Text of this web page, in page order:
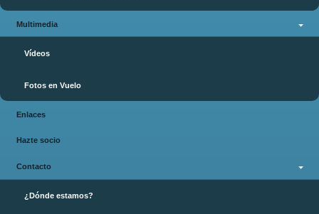
Multimedia
Vídeos
Fotos en Vuelo
Enlaces
Hazte socio
Contacto
¿Dónde estamos?